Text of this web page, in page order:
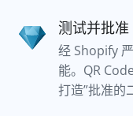
测试并批准
经 Shopify
能。QR
打造”批准的